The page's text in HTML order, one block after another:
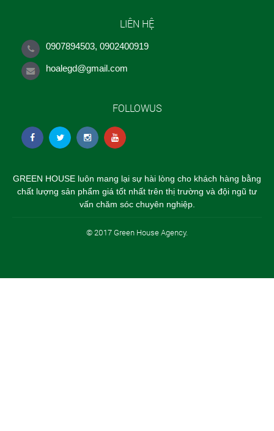
LIÊN HỆ
0907894503, 0902400919
hoalegd@gmail.com
FOLLOWUS
GREEN HOUSE luôn mang lại sự hài lòng cho khách hàng bằng
chất lượng sản phẩm giá tốt nhất trên thị trường và đội ngũ tư
vấn chăm sóc chuyên nghiệp.
© 2017 Green House Agency.